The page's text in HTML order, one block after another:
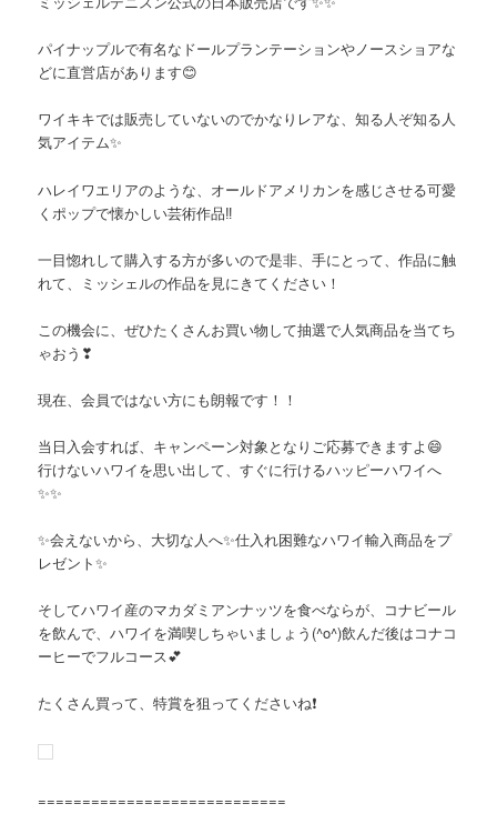
パイナップルで有名なドールプランテーションやノースショアな
どに直営店があります😊
ワイキキでは販売していないのでかなりレアな、知る人ぞ知る人
気アイテム✨
ハレイワエリアのような、オールドアメリカンを感じさせる可愛
くポップで懐かしい芸術作品‼️
一目惚れして購入する方が多いので是非、手にとって、作品に触
れて、ミッシェルの作品を見にきてください！
この機会に、ぜひたくさんお買い物して抽選で人気商品を当てち
ゃおう❣
現在、会員ではない方にも朗報です！！
当日入会すれば、キャンペーン対象となりご応募できますよ😄
行けないハワイを思い出して、すぐに行けるハッピーハワイへ
✨✨
✨会えないから、大切な人へ✨仕入れ困難なハワイ輸入商品をプ
レゼント✨
そしてハワイ産のマカダミアンナッツを食べならが、コナビール
を飲んで、ハワイを満喫しちゃいましょう(^o^)飲んだ後はコナコ
ーヒーでフルコース💕
たくさん買って、特賞を狙ってくださいね❗
============================